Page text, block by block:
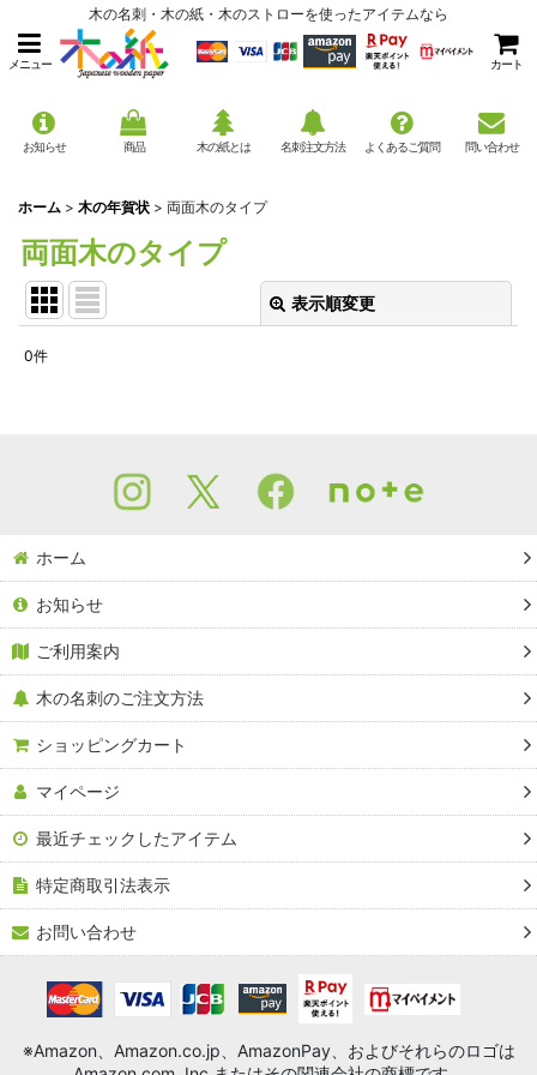
木の名刺・木の紙・木のストローを使ったアイテムなら
メニュー カート
お知らせ 商品 木の紙とは 名刺注文方法 よくあるご質問 問い合わせ
ホーム > 木の年賀状 > 両面木のタイプ
両面木のタイプ
表示順変更
絞り込む
0件
ホーム
お知らせ
ご利用案内
木の名刺のご注文方法
ショッピングカート
マイページ
最近チェックしたアイテム
特定商取引法表示
お問い合わせ
※Amazon、Amazon.co.jp、AmazonPay、およびそれらのロゴは